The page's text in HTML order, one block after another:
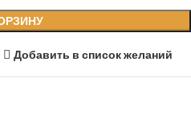
Добавить в список желаний